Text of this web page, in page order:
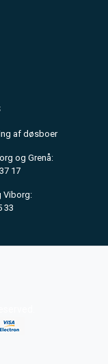
af døsboer
og Grenå:
17
Viborg:
33